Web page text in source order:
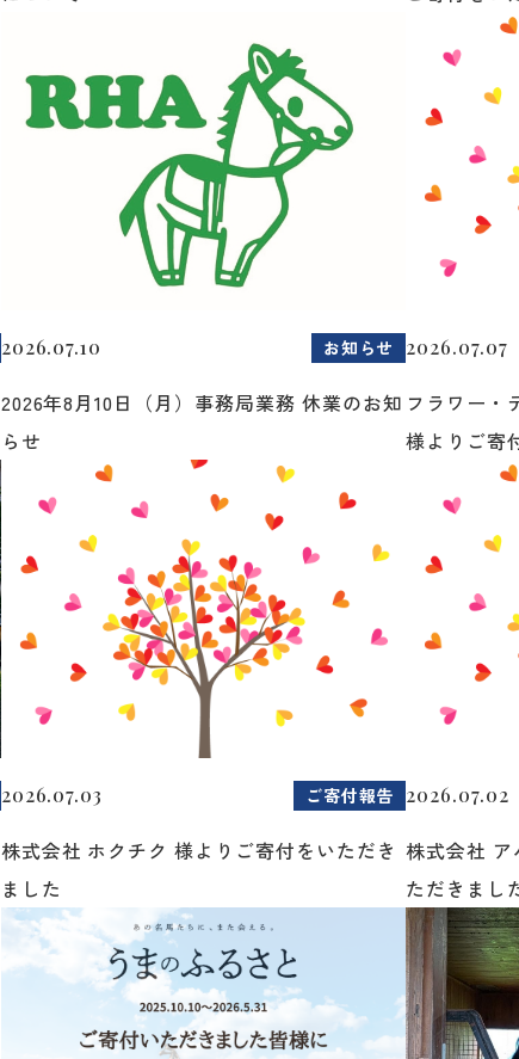
2026.07.10 お知らせ
2026年8月10日（月）事務局業務 休業のお知
らせ
2026.07.07
フラワー・
様よりご寄
2026.07.03 ご寄付報告
株式会社 ホクチク 様よりご寄付をいただき
ました
2026.07.02
株式会社
ただきまし